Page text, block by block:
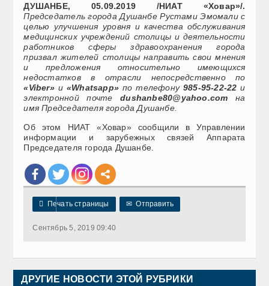
ДУШАНБЕ, 05.09.2019 /НИАТ «Ховар»/.
Председатель города Душанбе Рустами Эмомали с
целью улучшения уровня и качества обслуживания
медицинских учреждений столицы и деятельности
работников сферы здравоохранения города
призвал жителей столицы направить свои мнения
и предложения относительно имеющихся
недостатков в отрасли непосредственно по
«Viber»и «Whatsapp» по телефону 985-95-22-22 и
электронной почтеdushanbe80@yahoo.com на
имя Председателя города Душанбе.
Об этом НИАТ «Ховар» сообщили в Управлении
информации и зарубежных связей Аппарата
Председателя города Душанбе.
 Печать страницы ✉ Отправить
Сентябрь 5, 2019 09:40
ДРУГИЕ НОВОСТИ ЭТОЙ РУБРИКИ